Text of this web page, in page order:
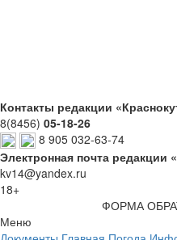
Контакты редакции
8(8456) 05-18-26
8 905 032-63-74
Электронная почта редакции
kv14@yandex.ru
18+
ФОРМА
Меню